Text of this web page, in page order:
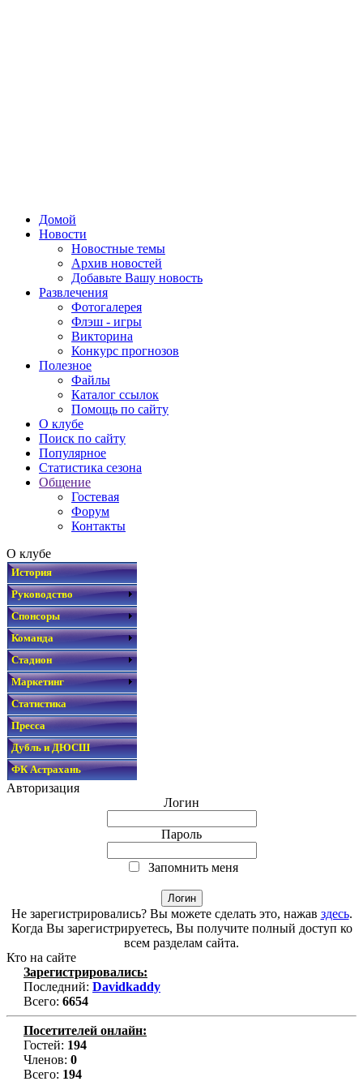
Домой
Новости
Новостные темы
Архив новостей
Добавьте Вашу новость
Развлечения
Фотогалерея
Флэш - игры
Викторина
Конкурс прогнозов
Полезное
Файлы
Каталог ссылок
Помощь по сайту
О клубе
Поиск по сайту
Популярное
Статистика сезона
Общение
Гостевая
Форум
Контакты
О клубе
История
Руководство
Спонсоры
Команда
Стадион
Маркетинг
Статистика
Пресса
Дубль и ДЮСШ
ФК Астрахань
Авторизация
Логин
Пароль
Запомнить меня
Не зарегистрировались? Вы можете сделать это, нажав здесь.
Когда Вы зарегистрируетесь, Вы получите полный доступ ко
всем разделам сайта.
Кто на сайте
Зарегистрировались:
Последний: Davidkaddy
Всего: 6654
Посетителей онлайн:
Гостей: 194
Членов: 0
Всего: 194